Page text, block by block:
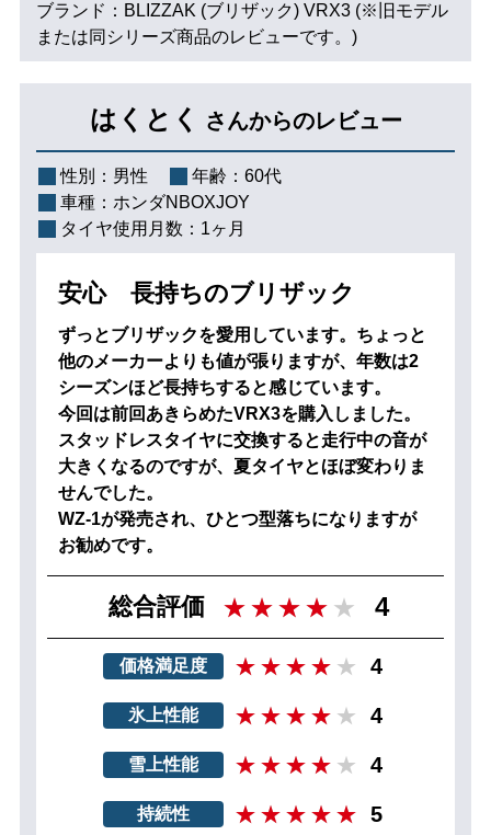
ブランド：BLIZZAK (ブリザック) VRX3 (※旧モデル
または同シリーズ商品のレビューです。)
はくとく さんからのレビュー
性別： 男性 年齢： 60代
車種： ホンダNBOXJOY
タイヤ使用月数： 1ヶ月
安心 長持ちのブリザック
ずっとブリザックを愛用しています。ちょっと
他のメーカーよりも値が張りますが、年数は2
シーズンほど長持ちすると感じています。
今回は前回あきらめたVRX3を購入しました。
スタッドレスタイヤに交換すると走行中の音が
大きくなるのですが、夏タイヤとほぼ変わりま
せんでした。
WZ-1が発売され、ひとつ型落ちになりますが
お勧めです。
総合評価 4
価格満足度 4
氷上性能 4
雪上性能 4
持続性 5